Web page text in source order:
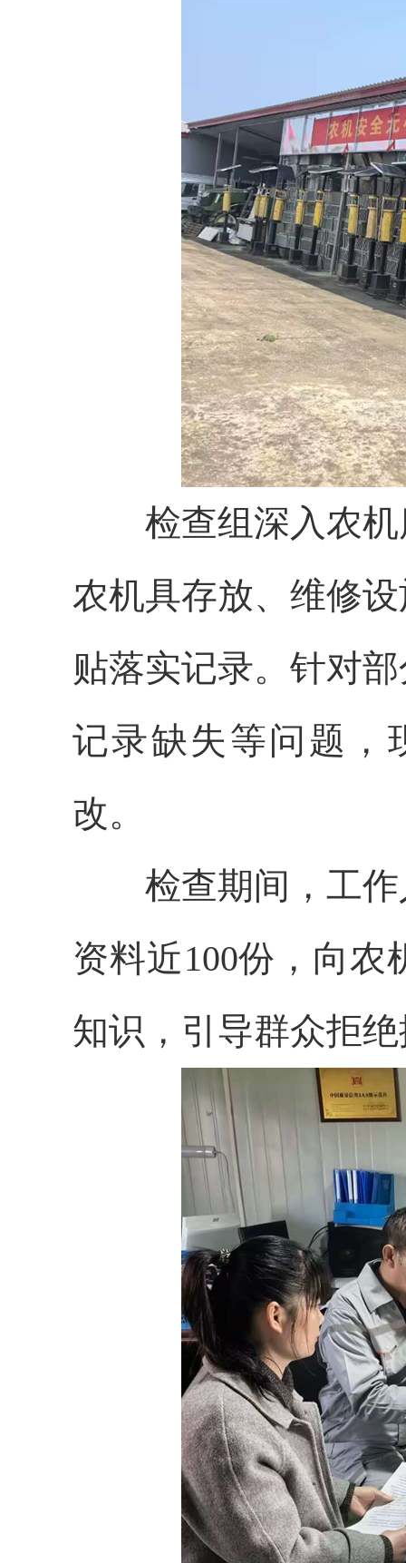
检查组深入农机
农机具存放、维修
贴落实记录。针对
记录缺失等问题，
改。
检查期间，工作
资料近100份，向
知识，引导群众拒